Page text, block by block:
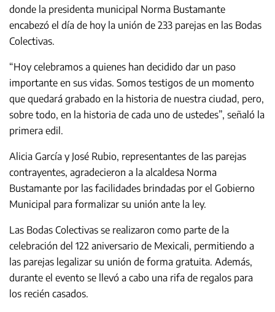
donde la presidenta municipal Norma Bustamante
encabezó el día de hoy la unión de 233 parejas en las Bodas
Colectivas.
“Hoy celebramos a quienes han decidido dar un paso
importante en sus vidas. Somos testigos de un momento
que quedará grabado en la historia de nuestra ciudad, pero,
sobre todo, en la historia de cada uno de ustedes”, señaló la
primera edil.
Alicia García y José Rubio, representantes de las parejas
contrayentes, agradecieron a la alcaldesa Norma
Bustamante por las facilidades brindadas por el Gobierno
Municipal para formalizar su unión ante la ley.
Las Bodas Colectivas se realizaron como parte de la
celebración del 122 aniversario de Mexicali, permitiendo a
las parejas legalizar su unión de forma gratuita. Además,
durante el evento se llevó a cabo una rifa de regalos para
los recién casados.